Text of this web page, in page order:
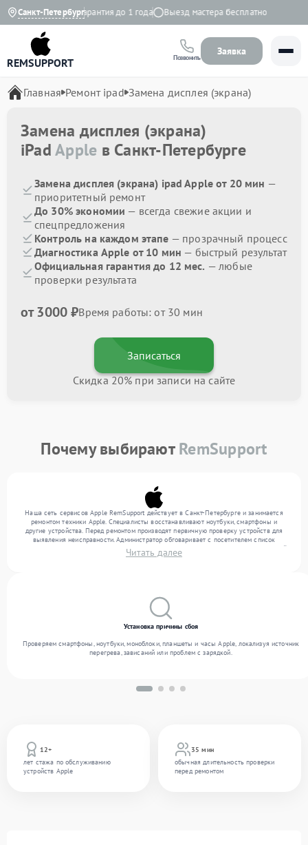
Санкт-Петербург
до 20:00 Гарантия до 1 года Выезд мастера бесплатно
REMSUPPORT Позвонить
Заявка
Главная Ремонт ipad Замена дисплея (экрана)
Замена дисплея (экрана)
iPadApple в Санкт-Петербурге
Замена дисплея (экрана) ipad Apple от 20 мин —
приоритетный ремонт
До 30% экономии — всегда свежие акции и
спецпредложения
Контроль на каждом этапе — прозрачный процесс
Диагностика Apple от 10 мин — быстрый результат
Официальная гарантия до 12 мес. — любые
проверки результата
от 3000 ₽Время работы: от 30 мин
Записаться
Скидка 20% при записи на сайте
Почему выбираютRemSupport
Наша сеть сервисов Apple RemSupport действует в Санкт-Петербурге и занимается
ремонтом техники Apple. Специалисты восстанавливают ноутбуки, смартфоны и
другие устройства. Перед ремонтом производят первичную проверку устройств для
выявления неисправности. Администратор обговаривает с посетителем список
нужных услуг и цену. Только потом техники осуществляют восстановление с заменой
запчастей по необходимости. По окончании работ их качество подтверждается
Читать далее
12+
лет стажа по обслуживанию
устройств Apple
35 мин
обычная длительность проверки
перед ремонтом
Установка причины сбоя
Проверяем смартфоны, ноутбуки, моноблоки, планшеты и часы Apple, локализуя источник
перегрева, зависаний или проблем с зарядкой.